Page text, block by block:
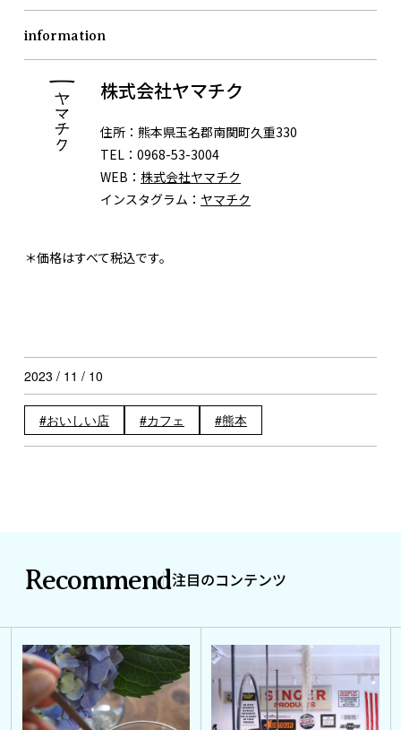
information
株式会社ヤマチク
住所： 熊本県玉名郡南関町久重330
TEL： 0968-53-3004
WEB： 株式会社ヤマチク
インスタグラム： ヤマチク
＊価格はすべて税込です。
2023 / 11 / 10
おいしい店 カフェ 熊本
Recommend注目のコンテンツ